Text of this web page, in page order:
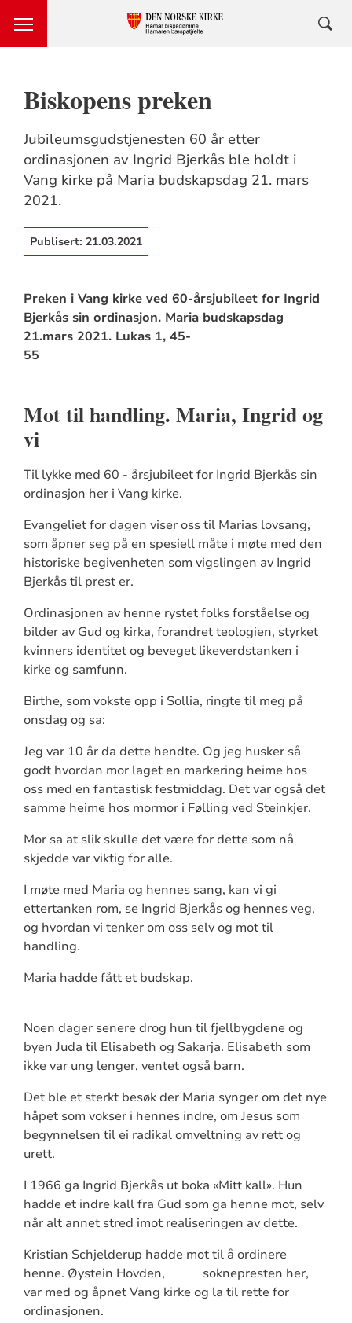
Biskopens preken
Jubileumsgudstjenesten 60 år etter
ordinasjonen av Ingrid Bjerkås ble holdt i
Vang kirke på Maria budskapsdag 21. mars
2021.
Publisert: 21.03.2021
Preken i Vang kirke ved 60-årsjubileet for Ingrid
Bjerkås sin ordinasjon. Maria budskapsdag
21.mars 2021. Lukas 1, 45-
55
Mot til handling. Maria, Ingrid og
vi
Til lykke med 60 - årsjubileet for Ingrid Bjerkås sin
ordinasjon her i Vang kirke.
Evangeliet for dagen viser oss til Marias lovsang,
som åpner seg på en spesiell måte i møte med den
historiske begivenheten som vigslingen av Ingrid
Bjerkås til prest er.
Ordinasjonen av henne rystet folks forståelse og
bilder av Gud og kirka, forandret teologien, styrket
kvinners identitet og beveget likeverdstanken i
kirke og samfunn.
Birthe, som vokste opp i Sollia, ringte til meg på
onsdag og sa:
Jeg var 10 år da dette hendte. Og jeg husker så
godt hvordan mor laget en markering heime hos
oss med en fantastisk festmiddag. Det var også det
samme heime hos mormor i Følling ved Steinkjer.
Mor sa at slik skulle det være for dette som nå
skjedde var viktig for alle.
I møte med Maria og hennes sang, kan vi gi
ettertanken rom, se Ingrid Bjerkås og hennes veg,
og hvordan vi tenker om oss selv og mot til
handling.
Maria hadde fått et budskap.
Noen dager senere drog hun til fjellbygdene og
byen Juda til Elisabeth og Sakarja. Elisabeth som
ikke var ung lenger, ventet også barn.
Det ble et sterkt besøk der Maria synger om det nye
håpet som vokser i hennes indre, om Jesus som
begynnelsen til ei radikal omveltning av rett og
urett.
I 1966 ga Ingrid Bjerkås ut boka «Mitt kall». Hun
hadde et indre kall fra Gud som ga henne mot, selv
når alt annet stred imot realiseringen av dette.
Kristian Schjelderup hadde mot til å ordinere
henne. Øystein Hovden, soknepresten her,
var med og åpnet Vang kirke og la til rette for
ordinasjonen.